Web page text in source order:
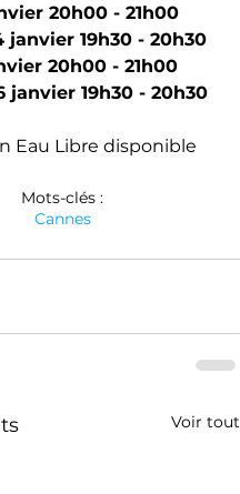
20h00 - 21h00
janvier 19h30 - 20h30
20h00 - 21h00
janvier 19h30 - 20h30
Eau Libre disponible
Mots-clés :
Cannes
Voir tout